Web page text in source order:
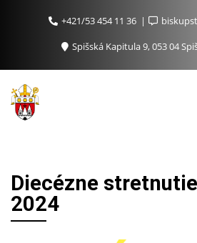
+421/53 454 11 36
Spišská Kapitula 9, 053 04
Diecézne
2024